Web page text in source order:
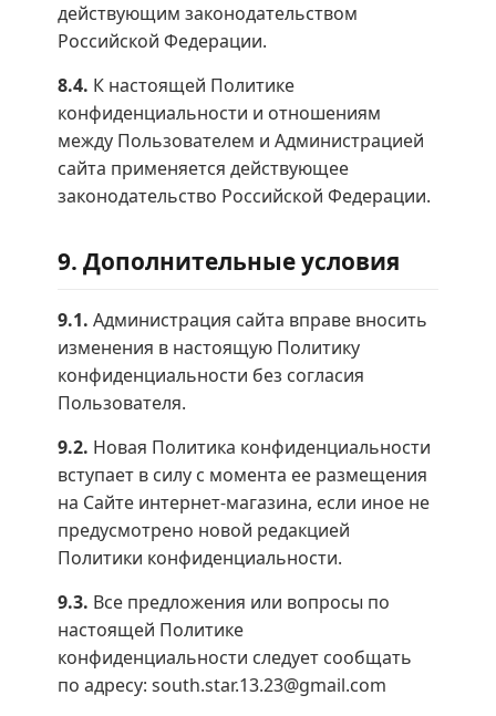
действующим законодательством
Российской Федерации.
8.4. К настоящей Политике
конфиденциальности и отношениям
между Пользователем и Администрацией
сайта применяется действующее
законодательство Российской Федерации.
9. Дополнительные условия
9.1. Администрация сайта вправе вносить
изменения в настоящую Политику
конфиденциальности без согласия
Пользователя.
9.2. Новая Политика конфиденциальности
вступает в силу с момента ее размещения
на Сайте интернет-магазина, если иное не
предусмотрено новой редакцией
Политики конфиденциальности.
9.3. Все предложения или вопросы по
настоящей Политике
конфиденциальности следует сообщать
по адресу: south.star.13.23@gmail.com